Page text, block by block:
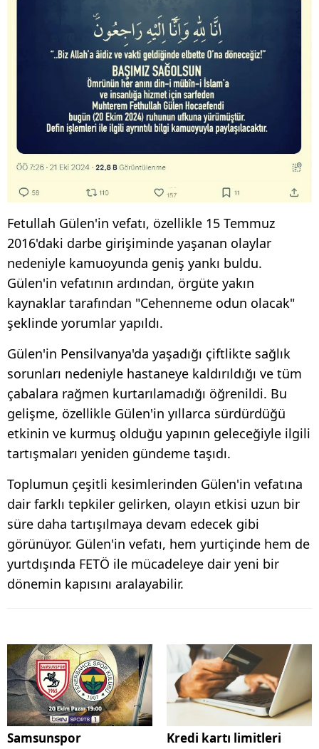
Fetullah Gülen'in vefatı, özellikle 15 Temmuz
2016'daki darbe girişiminde yaşanan olaylar
nedeniyle kamuoyunda geniş yankı buldu.
Gülen'in vefatının ardından, örgüte yakın
kaynaklar tarafından "Cehenneme odun olacak"
şeklinde yorumlar yapıldı.
Gülen'in Pensilvanya'da yaşadığı çiftlikte sağlık
sorunları nedeniyle hastaneye kaldırıldığı ve tüm
çabalara rağmen kurtarılamadığı öğrenildi. Bu
gelişme, özellikle Gülen'in yıllarca sürdürdüğü
etkinin ve kurmuş olduğu yapının geleceğiyle ilgili
tartışmaları yeniden gündeme taşıdı.
Toplumun çeşitli kesimlerinden Gülen'in vefatına
dair farklı tepkiler gelirken, olayın etkisi uzun bir
süre daha tartışılmaya devam edecek gibi
görünüyor. Gülen'in vefatı, hem yurtiçinde hem de
yurtdışında FETÖ ile mücadeleye dair yeni bir
dönemin kapısını aralayabilir.
Samsunspor
Kredi kartı limitleri